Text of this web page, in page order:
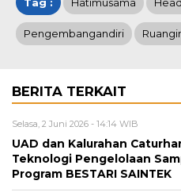
Pengembangandiri
BERITA TERKAIT
Selasa, 2 Juni 2026 - 14:14 WIB
UAD dan Kalurahan
Teknologi Pengelolaan
Program BESTARI SAINTEK